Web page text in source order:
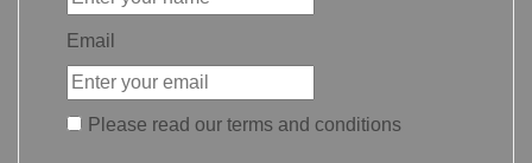
Email
Please read our terms and conditions